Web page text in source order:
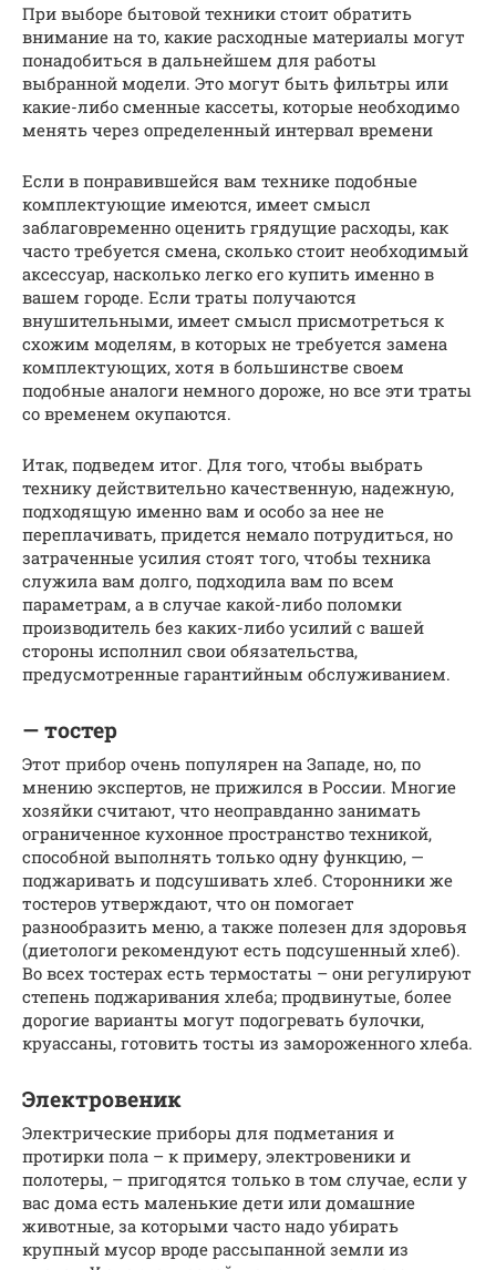
При выборе бытовой техники стоит обратить
внимание на то, какие расходные материалы могут
понадобиться в дальнейшем для работы
выбранной модели. Это могут быть фильтры или
какие-либо сменные кассеты, которые необходимо
менять через определенный интервал времени
Если в понравившейся вам технике подобные
комплектующие имеются, имеет смысл
заблаговременно оценить грядущие расходы, как
часто требуется смена, сколько стоит необходимый
аксессуар, насколько легко его купить именно в
вашем городе. Если траты получаются
внушительными, имеет смысл присмотреться к
схожим моделям, в которых не требуется замена
комплектующих, хотя в большинстве своем
подобные аналоги немного дороже, но все эти траты
со временем окупаются.
Итак, подведем итог. Для того, чтобы выбрать
технику действительно качественную, надежную,
подходящую именно вам и особо за нее не
переплачивать, придется немало потрудиться, но
затраченные усилия стоят того, чтобы техника
служила вам долго, подходила вам по всем
параметрам, а в случае какой-либо поломки
производитель без каких-либо усилий с вашей
стороны исполнил свои обязательства,
предусмотренные гарантийным обслуживанием.
— тостер
Этот прибор очень популярен на Западе, но, по
мнению экспертов, не прижился в России. Многие
хозяйки считают, что неоправданно занимать
ограниченное кухонное пространство техникой,
способной выполнять только одну функцию, —
поджаривать и подсушивать хлеб. Сторонники же
тостеров утверждают, что он помогает
разнообразить меню, а также полезен для здоровья
(диетологи рекомендуют есть подсушенный хлеб).
Во всех тостерах есть термостаты – они регулируют
степень поджаривания хлеба; продвинутые, более
дорогие варианты могут подогревать булочки,
круассаны, готовить тосты из замороженного хлеба.
Электровеник
Электрические приборы для подметания и
протирки пола – к примеру, электровеники и
полотеры, – пригодятся только в том случае, если у
вас дома есть маленькие дети или домашние
животные, за которыми часто надо убирать
крупный мусор вроде рассыпанной земли из